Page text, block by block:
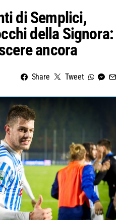
di Semplici,
della Signora:
ancora
Share Tweet